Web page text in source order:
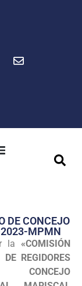
Programas
DE CONCEJO
MPMN
la «COMISIÓN
DE REGIDORES